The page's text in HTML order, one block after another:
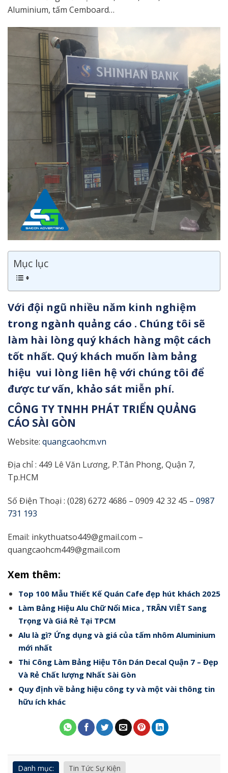
Aluminium, tấm Cemboard…
Mục lục
Với đội ngũ nhiều năm kinh nghiệm
trong ngành quảng cáo . Chúng tôi sẽ
làm hài lòng quý khách hàng một cách
tốt nhất. Quý khách muốn làm bảng
hiệu vui lòng liên hệ với chúng tôi để
được tư vấn, khảo sát miễn phí.
CÔNG TY TNHH PHÁT TRIỂN QUẢNG
CÁO SÀI GÒN
Website: quangcaohcm.vn
Địa chỉ : 449 Lê Văn Lương, P.Tân Phong, Quận 7,
Tp.HCM
Số Điện Thoại : (028) 6272 4686 – 0909 42 32 45 – 0987
731 193
Email: inkythuatso449@gmail.com –
quangcaohcm449@gmail.com
Xem thêm:
Top 100 Mẫu Thiết Kế Quán Cafe đẹp hút khách 2025
Làm Bảng Hiệu Alu Chữ Nổi Mica , TRÂN VIÊT Sang
Trọng Và Giá Rẻ Tại TPCM
Alu là gì? Ứng dụng và giá của tấm nhôm Aluminium
mới nhất
Thi Công Làm Bảng Hiệu Tôn Dán Decal Quận 7 – Đẹp
Và Rẻ Chất lượng Nhất Sài Gòn
Quy định về bảng hiệu công ty và một vài thông tin
hữu ích khác
Danh mục: Tin Tức Sự Kiện